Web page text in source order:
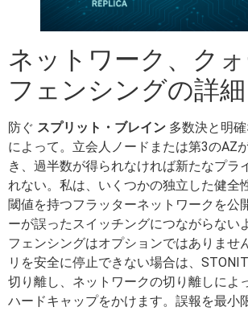
ネットワーク、クォ
フェンシングの詳細
防ぐ スプリット・ブレイン 多数決と明
によって。立会人ノードまたは第3のAZ
き、過半数が得られなければ新たなプラ
れない。私は、いくつかの独立した健全
閾値を持つフラッターネットワークを公
ーが誤ったスイッチングにつながらない
フェンシングはオプションではありませ
リを安全に停止できない場合は、
切り離し、ネットワークの切り離しによ
ハードキャップをかけます。誤報を最小